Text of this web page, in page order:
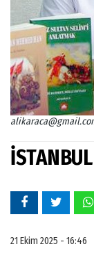
21 Ekim 2025 - 16:46